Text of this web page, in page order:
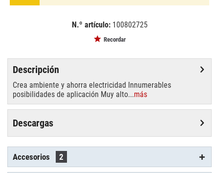
N.º artículo: 100802725
Recordar
Descripción
Crea ambiente y ahorra electricidad Innumerables
posibilidades de aplicación Muy alto...más
Descargas
Accesorios 2